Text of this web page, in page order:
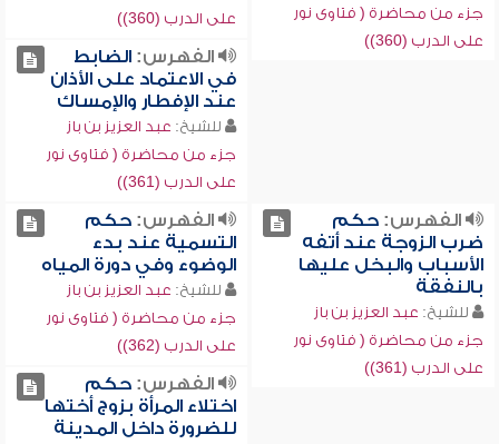
جزء من محاضرة ( فتاوى نور
على الدرب (360))
على الدرب (360))
الفهرس:الضابط
في الاعتماد على الأذان
عند الإفطار والإمساك
للشيخ: عبد العزيز بن باز
جزء من محاضرة ( فتاوى نور
على الدرب (361))
الفهرس:حكم
ضرب الزوجة عند أتفه
الأسباب والبخل عليها
بالنفقة
للشيخ: عبد العزيز بن باز
جزء من محاضرة ( فتاوى نور
على الدرب (361))
الفهرس:حكم
التسمية عند بدء
الوضوء وفي دورة المياه
للشيخ: عبد العزيز بن باز
جزء من محاضرة ( فتاوى نور
على الدرب (362))
الفهرس:حكم
اختلاء المرأة بزوج أختها
للضرورة داخل المدينة